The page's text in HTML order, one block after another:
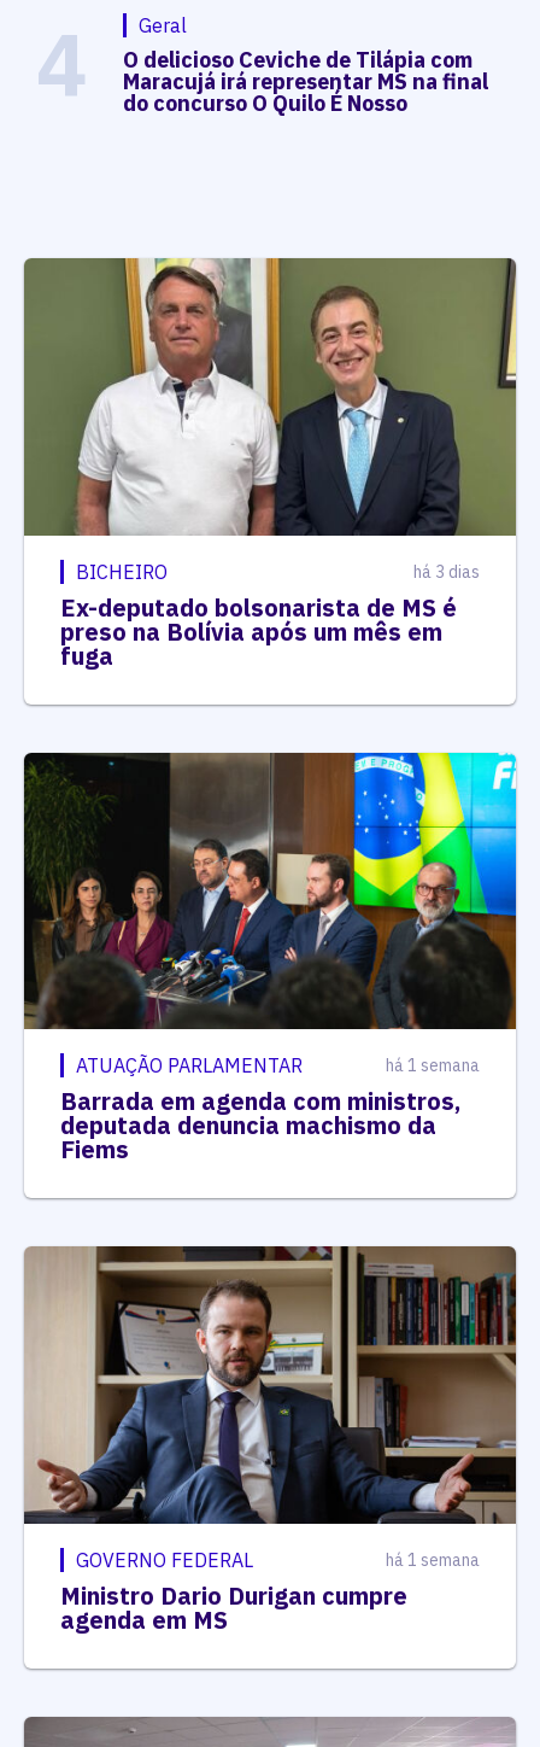
4 Geral
O delicioso Ceviche de Tilápia com
Maracujá irá representar MS na final
do concurso O Quilo É Nosso
BICHEIRO há 3 dias
Ex-deputado bolsonarista de MS é
preso na Bolívia após um mês em
fuga
ATUAÇÃO PARLAMENTAR há 1 semana
Barrada em agenda com ministros,
deputada denuncia machismo da
Fiems
GOVERNO FEDERAL há 1 semana
Ministro Dario Durigan cumpre
agenda em MS